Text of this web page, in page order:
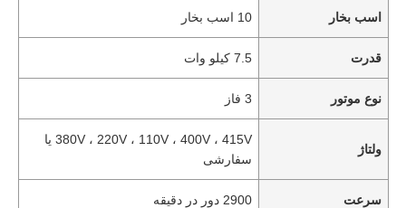
اسب بخار 10 اسب بخار
قدرت 7.5 کیلو وات
نوع موتور 3 فاز
ولتاژ
380V ، 220V ، 110V ، 400V ، 415V یا
سفارشی
سرعت 2900 دور در دقیقه